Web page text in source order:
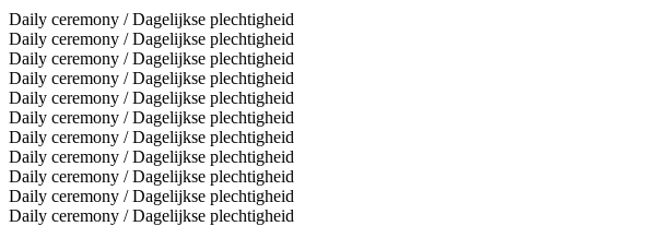
Daily ceremony / Dagelijkse plechtigheid
Daily ceremony / Dagelijkse plechtigheid
Daily ceremony / Dagelijkse plechtigheid
Daily ceremony / Dagelijkse plechtigheid
Daily ceremony / Dagelijkse plechtigheid
Daily ceremony / Dagelijkse plechtigheid
Daily ceremony / Dagelijkse plechtigheid
Daily ceremony / Dagelijkse plechtigheid
Daily ceremony / Dagelijkse plechtigheid
Daily ceremony / Dagelijkse plechtigheid
Daily ceremony / Dagelijkse plechtigheid